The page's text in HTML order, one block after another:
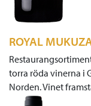
ROYAL
torra röda vinerna i
Norden. Vinet